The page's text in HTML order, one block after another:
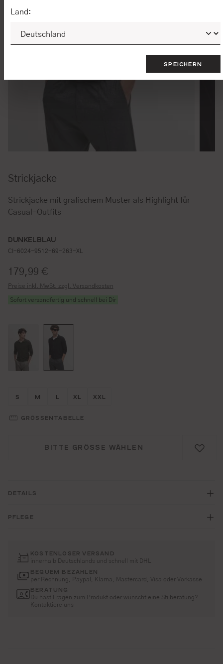
Strickjacke
Strickjacke mit grafischem Muster als Highlight für
Casual-Outfits
DUNKELBLAU
CI-6024-9512-69-263-XL
Regulärer Preis:
179,99 €
Preise inkl. MwSt. zzgl. Versandkosten
Sofort versandfertig und schnell bei Dir
Größe wählen
S Größe wählen
M Größe wählen
L Größe wählen
XL Größe wählen
XXL
GRÖSSENTABELLE
BITTE GRÖSSE WÄHLEN
DETAILS
PFLEGE
KOSTENLOSER VERSAND
innerhalb Deutschlands und schnell mit DHL
BEQUEM BEZAHLEN
per Rechnung, Paypal, Klarna, Mastercard, Visa oder Vorkasse
BERATUNG
Du hast Fragen zum Produkt oder wünscht eine Stilberatung?
Kontaktiere uns
Land:
SPEICHERN